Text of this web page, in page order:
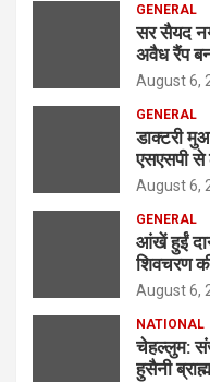
GENERAL
सर सैयद
अवैध रैंप
August 6,
GENERAL
डाक्टरी
एसएसपी से
August 6,
GENERAL
आंखें हुईं
शिवचरण
August 6,
NATIONAL
चेहल्लुम:
हुसैनी